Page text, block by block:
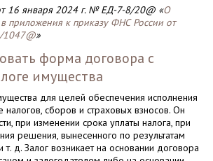
16 января 2024 г. № ЕД-7-8/20@ «О
приложения к приказу ФНС России от
»
форма договора с
имущества
для целей обеспечения исполнения
налогов, сборов и страховых взносов. Он
при изменении срока уплаты налога, при
решения, вынесенного по результатам
т. д. Залог возникает на основании договора